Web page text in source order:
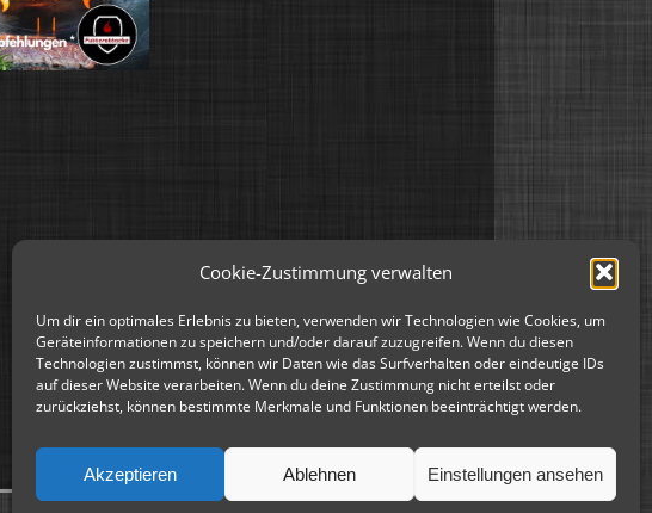
Cookie-Zustimmung verwalten
Um dir ein optimales Erlebnis zu bieten, verwenden wir Technologien wie Cookies, um
Geräteinformationen zu speichern und/oder darauf zuzugreifen. Wenn du diesen
Technologien zustimmst, können wir Daten wie das Surfverhalten oder eindeutige IDs
auf dieser Website verarbeiten. Wenn du deine Zustimmung nicht erteilst oder
zurückziehst, können bestimmte Merkmale und Funktionen beeinträchtigt werden.
Akzeptieren Ablehnen Einstellungen ansehen